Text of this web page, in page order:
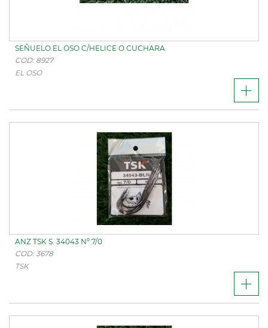
SEÑUELO EL OSO C/HELICE O CUCHARA
COD: 8927
EL OSO
ANZ TSK S. 34043 Nº 7/0
COD: 3678
TSK